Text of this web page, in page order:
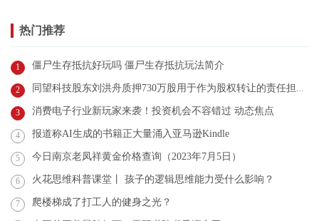
热门推荐
1 僵尸生存抵抗好玩吗 僵尸生存抵抗玩法简介
2 同望科技股东刘洪舟质押730万股用于作为股权转让的责任担保-当前动态
3 消费电子行业新玩家来袭！投资机会不容错过 动态焦点
4 报道称AI生成的书籍正大量涌入亚马逊Kindle
5 今日南京老凤祥黄金价格查询（2023年7月5日）
6 火花思维科普课堂丨 孩子的逻辑思维能力受什么影响？
7 爬楼梯成了打工人的健身之光？